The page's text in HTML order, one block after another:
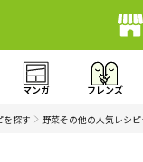
マンガ フレンズ
を探す 野菜その他の人気レシ